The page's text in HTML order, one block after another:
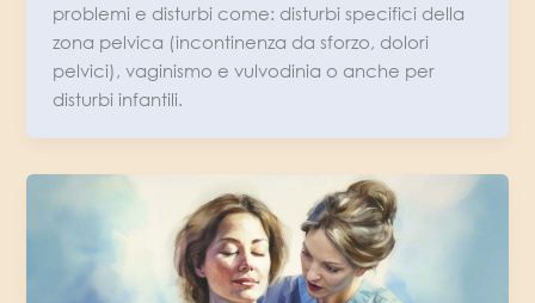
problemi e disturbi come: disturbi specifici della
zona pelvica (incontinenza da sforzo, dolori
pelvici), vaginismo e vulvodinia o anche per
disturbi infantili.